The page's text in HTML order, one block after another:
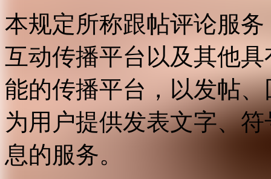
本规定所称跟帖评论服
互动传播平台以及其他
能的传播平台，以发帖
为用户提供发表文字、
息的服务。